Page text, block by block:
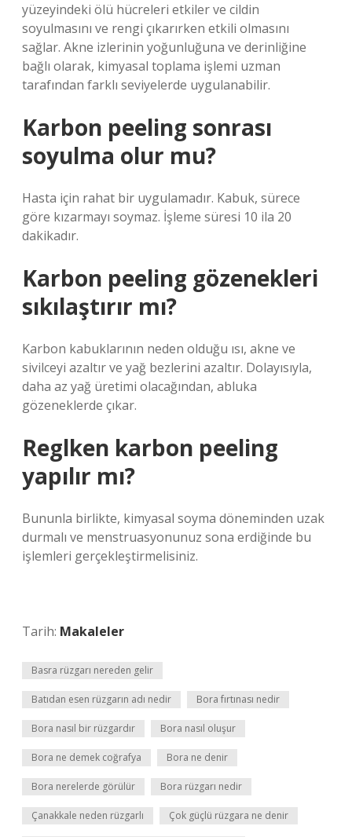
yüzeyindeki ölü hücreleri etkiler ve cildin
soyulmasını ve rengi çıkarırken etkili olmasını
sağlar. Akne izlerinin yoğunluğuna ve derinliğine
bağlı olarak, kimyasal toplama işlemi uzman
tarafından farklı seviyelerde uygulanabilir.
Karbon peeling sonrası
soyulma olur mu?
Hasta için rahat bir uygulamadır. Kabuk, sürece
göre kızarmayı soymaz. İşleme süresi 10 ila 20
dakikadır.
Karbon peeling gözenekleri
sıkılaştırır mı?
Karbon kabuklarının neden olduğu ısı, akne ve
sivilceyi azaltır ve yağ bezlerini azaltır. Dolayısıyla,
daha az yağ üretimi olacağından, abluka
gözeneklerde çıkar.
Reglken karbon peeling
yapılır mı?
Bununla birlikte, kimyasal soyma döneminden uzak
durmalı ve menstruasyonunuz sona erdiğinde bu
işlemleri gerçekleştirmelisiniz.
Tarih: Makaleler
Basra rüzgarı nereden gelir
Batıdan esen rüzgarın adı nedir Bora fırtınası nedir
Bora nasıl bir rüzgardır Bora nasıl oluşur
Bora ne demek coğrafya Bora ne denir
Bora nerelerde görülür Bora rüzgarı nedir
Çanakkale neden rüzgarlı Çok güçlü rüzgara ne denir